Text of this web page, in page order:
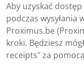
Aby uzyskać
podczas wysyłania
Proximus.be
kroki. Będziesz
receipts" za